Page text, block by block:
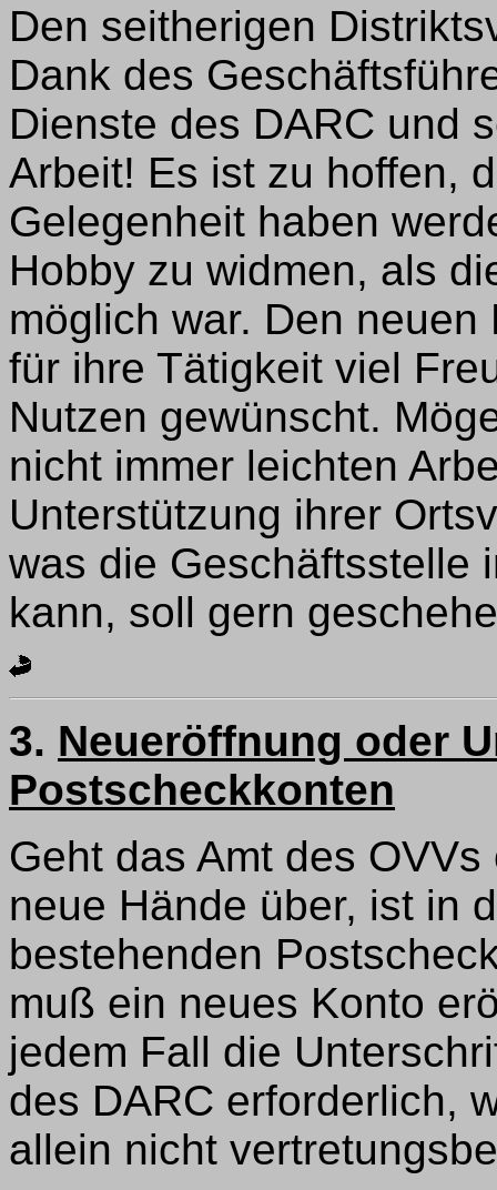
Den seitherigen
Dank des
Dienste des DARC und
Arbeit! Es ist zu hoffen,
Gelegenheit haben
Hobby zu widmen, als
möglich war. Den
für ihre Tätigkeit viel
Nutzen gewünscht.
nicht immer leichten
Unterstützung ihrer
was die Geschäftsstelle
kann, soll gern
3. Neueröffnung oder
Postscheckkonten
Geht das Amt des
neue Hände über, ist in
bestehenden
muß ein neues Konto
jedem Fall die
des DARC erforderlich,
allein nicht